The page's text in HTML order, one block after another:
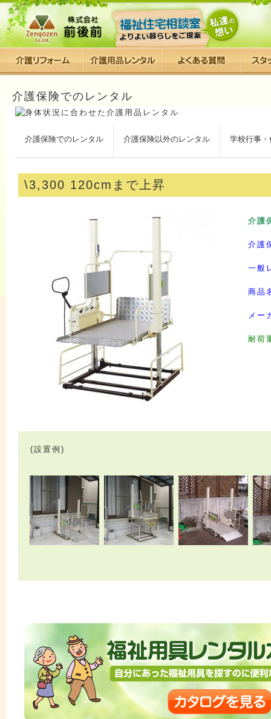
介護保険でのレンタル
介護保険でのレンタル 介護保険以外のレンタル 学校行事・
\3,300 120cmまで上昇
介護
介護
一般
商品
メー
耐荷
(設置例)